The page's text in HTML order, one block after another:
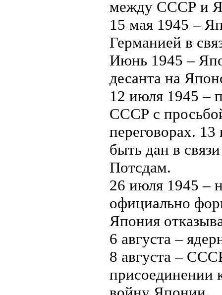
между СССР и
15 мая 1945 –
Германией в
Июнь 1945 –
десанта на
12 июля 1945 –
СССР с
переговорах.
быть дан в
Потсдам.
26 июля 1945 –
официально
Япония
6 августа –
8 августа –
присоединении